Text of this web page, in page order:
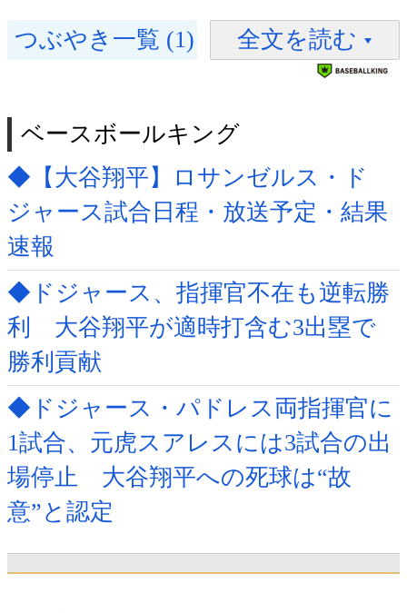
つぶやき一覧 (1) 全文を読む
ベースボールキング
◆【大谷翔平】ロサンゼルス・ド
ジャース試合日程・放送予定・結果
速報
◆ドジャース、指揮官不在も逆転勝
利 大谷翔平が適時打含む3出塁で
勝利貢献
◆ドジャース・パドレス両指揮官に
1試合、元虎スアレスには3試合の出
場停止 大谷翔平への死球は“故
意”と認定